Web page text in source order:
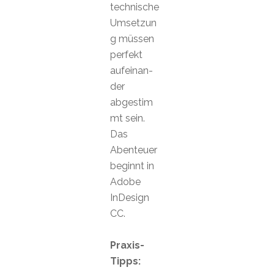
technische
Umsetzun
g müssen
perfekt
aufeinan-
der
abgestim
mt sein.
Das
Abenteuer
beginnt in
Adobe
InDesign
CC.
Praxis-
Tipps: